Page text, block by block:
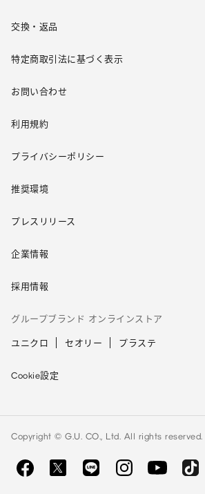
交換・返品
特定商取引法に基づく表示
お問い合わせ
利用規約
プライバシーポリシー
推奨環境
プレスリリース
企業情報
採用情報
グループブランド オンラインストア
ユニクロ セオリー プラステ
Cookie設定
Copyright © G.U. CO., Ltd. All rights reserved.